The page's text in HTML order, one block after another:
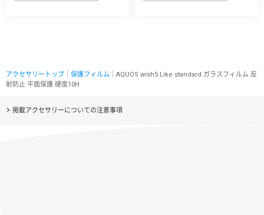
アクセサリートップ 保護フィルム ｜AQUOS wish5 Like standard ガラスフィルム 反
射防止 平面保護 硬度10H
掲載アクセサリーについての注意事項